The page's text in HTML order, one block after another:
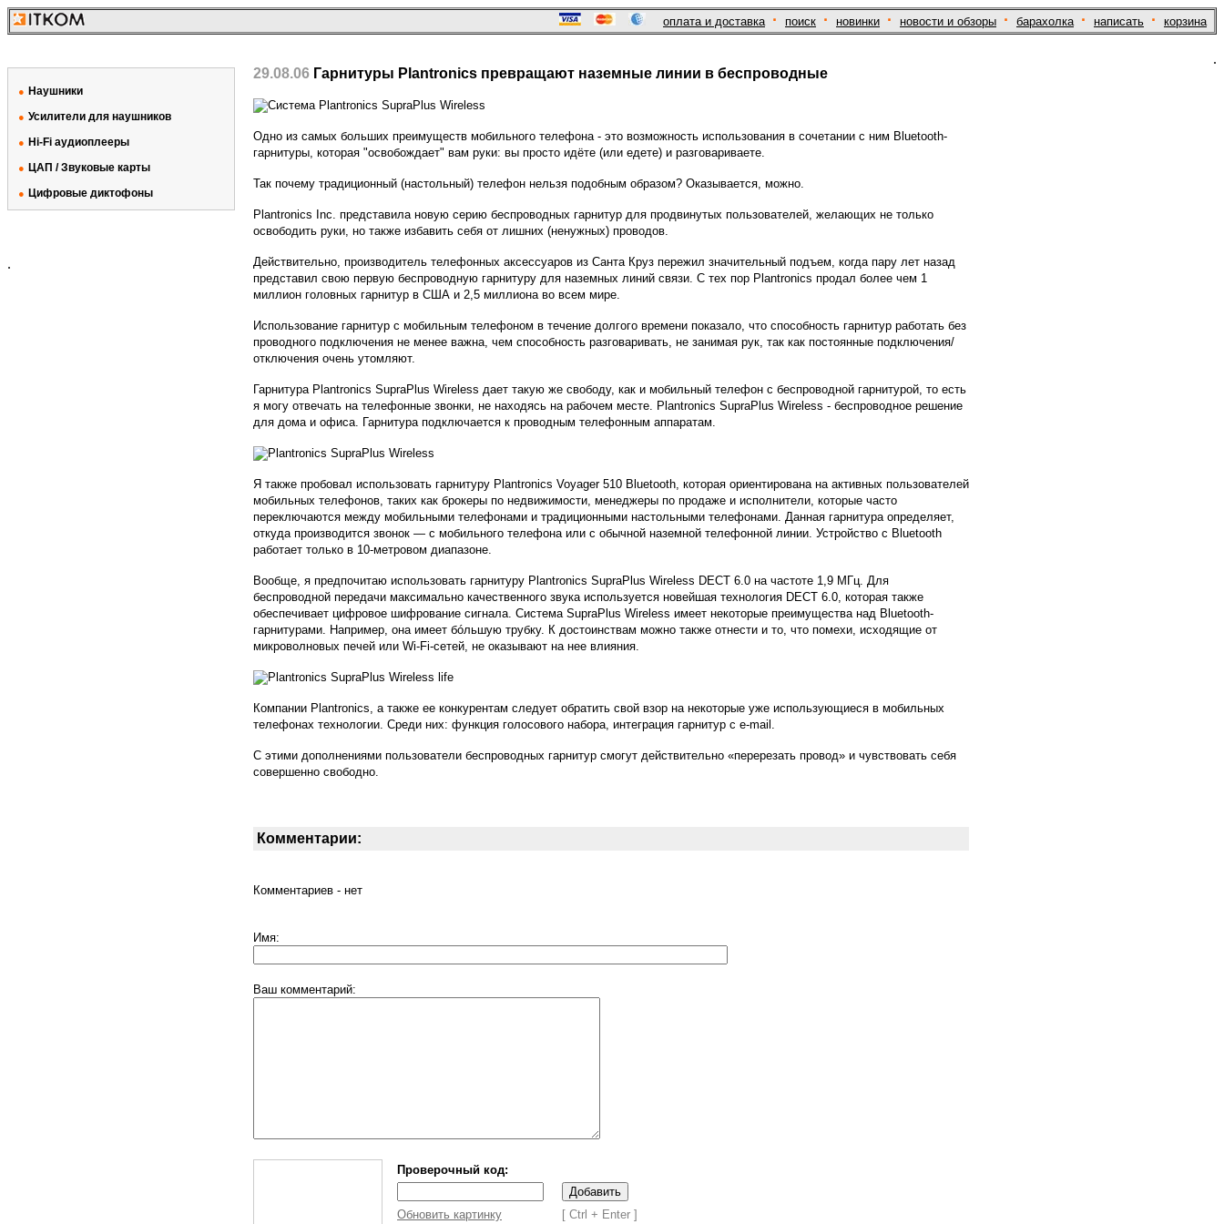
оплата и доставка · поиск · новинки · новости и обзоры · барахолка · написать · корзина
● Наушники
● Усилители для наушников
● Hi-Fi аудиоплееры
● ЦАП / Звуковые карты
● Цифровые диктофоны
.
29.08.06 Гарнитуры Plantronics превращают наземные линии в беспроводные
Одно из самых больших преимуществ мобильного телефона - это возможность использования в сочетании с ним Bluetooth-
гарнитуры, которая "освобождает" вам руки: вы просто идёте (или едете) и разговариваете.
Так почему традиционный (настольный) телефон нельзя подобным образом? Оказывается, можно.
Plantronics Inc. представила новую серию беспроводных гарнитур для продвинутых пользователей, желающих не только
освободить руки, но также избавить себя от лишних (ненужных) проводов.
Действительно, производитель телефонных аксессуаров из Санта Круз пережил значительный подъем, когда пару лет назад
представил свою первую беспроводную гарнитуру для наземных линий связи. С тех пор Plantronics продал более чем 1
миллион головных гарнитур в США и 2,5 миллиона во всем мире.
Использование гарнитур с мобильным телефоном в течение долгого времени показало, что способность гарнитур работать без
проводного подключения не менее важна, чем способность разговаривать, не занимая рук, так как постоянные подключения/
отключения очень утомляют.
Гарнитура Plantronics SupraPlus Wireless дает такую же свободу, как и мобильный телефон с беспроводной гарнитурой, то есть
я могу отвечать на телефонные звонки, не находясь на рабочем месте. Plantronics SupraPlus Wireless - беспроводное решение
для дома и офиса. Гарнитура подключается к проводным телефонным аппаратам.
Я также пробовал использовать гарнитуру Plantronics Voyager 510 Bluetooth, которая ориентирована на активных пользователей
мобильных телефонов, таких как брокеры по недвижимости, менеджеры по продаже и исполнители, которые часто
переключаются между мобильными телефонами и традиционными настольными телефонами. Данная гарнитура определяет,
откуда производится звонок — с мобильного телефона или с обычной наземной телефонной линии. Устройство с Bluetooth
работает только в 10-метровом диапазоне.
Вообще, я предпочитаю использовать гарнитуру Plantronics SupraPlus Wireless DECT 6.0 на частоте 1,9 МГц. Для
беспроводной передачи максимально качественного звука используется новейшая технология DECT 6.0, которая также
обеспечивает цифровое шифрование сигнала. Система SupraPlus Wireless имеет некоторые преимущества над Bluetooth-
гарнитурами. Например, она имеет бóльшую трубку. К достоинствам можно также отнести и то, что помехи, исходящие от
микроволновых печей или Wi-Fi-сетей, не оказывают на нее влияния.
Компании Plantronics, а также ее конкурентам следует обратить свой взор на некоторые уже использующиеся в мобильных
телефонах технологии. Среди них: функция голосового набора, интеграция гарнитур с e-mail.
С этими дополнениями пользователи беспроводных гарнитур смогут действительно «перерезать провод» и чувствовать себя
совершенно свободно.
Комментарии:
Комментариев - нет
Имя:
Ваш комментарий:
Проверочный код:
Обновить картинку [ Ctrl + Enter ]
.